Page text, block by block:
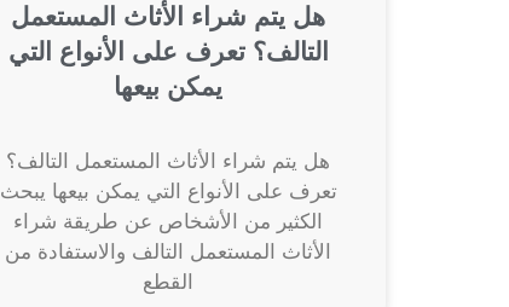
هل يتم شراء الأثاث المستعمل
التالف؟ تعرف على الأنواع التي
يمكن بيعها
هل يتم شراء الأثاث المستعمل التالف؟
تعرف على الأنواع التي يمكن بيعها يبحث
الكثير من الأشخاص عن طريقة شراء
الأثاث المستعمل التالف والاستفادة من
القطع